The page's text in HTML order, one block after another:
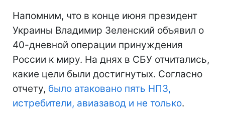
Напомним, что в конце июня президент
Украины Владимир Зеленский объявил о
40-дневной операции принуждения
России к миру. На днях в СБУ отчитались,
какие цели были достигнутых. Согласно
отчету, было атаковано пять НПЗ,
истребители, авиазавод и не только.